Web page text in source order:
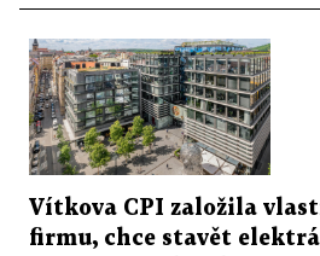
Vítkova CPI založila
firmu, chce stavět